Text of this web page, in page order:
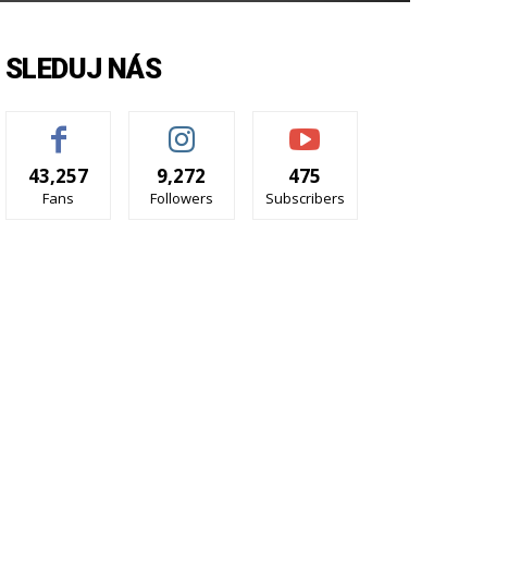
SLEDUJ NÁS
43,257
Fans
9,272
Followers
475
Subscribers